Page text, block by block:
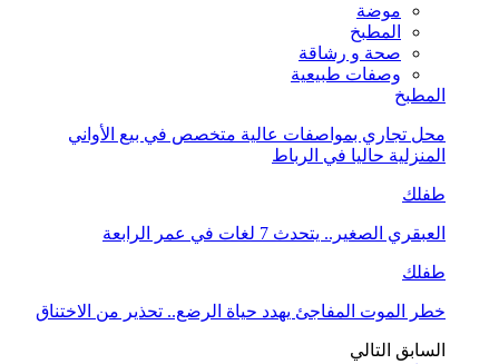
موضة
المطبخ
صحة و رشاقة
وصفات طبيعية
المطبخ
محل تجاري بمواصفات عالية متخصص في بيع الأواني
المنزلية حاليا في الرباط
طفلك
العبقري الصغير.. يتحدث 7 لغات في عمر الرابعة
طفلك
خطر الموت المفاجئ يهدد حياة الرضع.. تحذير من الاختناق
السابق التالي